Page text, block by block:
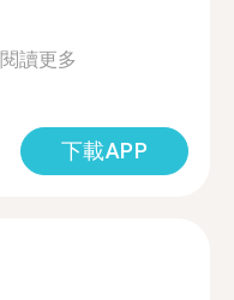
閱讀更多
下載APP